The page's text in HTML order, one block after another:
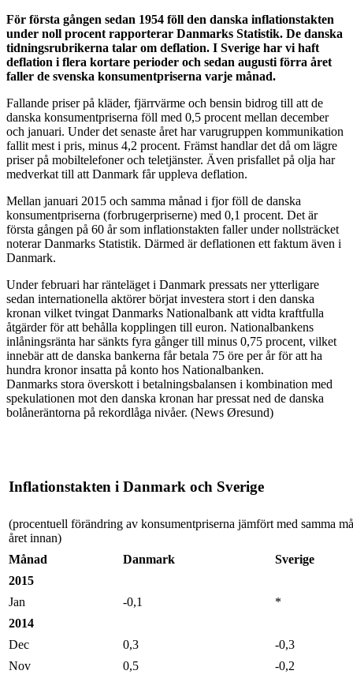
För första gången sedan 1954 föll den danska inflationstakten
under noll procent rapporterar Danmarks Statistik. De danska
tidningsrubrikerna talar om deflation. I Sverige har vi haft
deflation i flera kortare perioder och sedan augusti förra året
faller de svenska konsumentpriserna varje månad.
Fallande priser på kläder, fjärrvärme och bensin bidrog till att de
danska konsumentpriserna föll med 0,5 procent mellan december
och januari. Under det senaste året har varugruppen kommunikation
fallit mest i pris, minus 4,2 procent. Främst handlar det då om lägre
priser på mobiltelefoner och teletjänster. Även prisfallet på olja har
medverkat till att Danmark får uppleva deflation.
Mellan januari 2015 och samma månad i fjor föll de danska
konsumentpriserna (forbrugerpriserne) med 0,1 procent. Det är
första gången på 60 år som inflationstakten faller under nollsträcket
noterar Danmarks Statistik. Därmed är deflationen ett faktum även i
Danmark.
Under februari har ränteläget i Danmark pressats ner ytterligare
sedan internationella aktörer börjat investera stort i den danska
kronan vilket tvingat Danmarks Nationalbank att vidta kraftfulla
åtgärder för att behålla kopplingen till euron. Nationalbankens
inlåningsränta har sänkts fyra gånger till minus 0,75 procent, vilket
innebär att de danska bankerna får betala 75 öre per år för att ha
hundra kronor insatta på konto hos Nationalbanken.
Danmarks stora överskott i betalningsbalansen i kombination med
spekulationen mot den danska kronan har pressat ned de danska
bolåneräntorna på rekordlåga nivåer. (News Øresund)
Inflationstakten i Danmark och Sverige
(procentuell förändring av konsumentpriserna jämfört med samma
året innan)
Månad
Danmark
Sverige
2015
Jan
-0,1
*
2014
Dec
0,3
-0,3
Nov
0,5
-0,2